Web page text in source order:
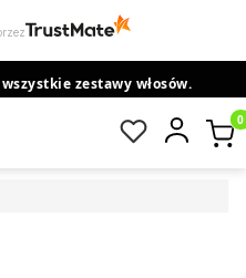
zestawy włosów.
zł Orlen Paczka